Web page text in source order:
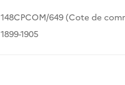
148CPCOM/649 (Cote de
1899-1905